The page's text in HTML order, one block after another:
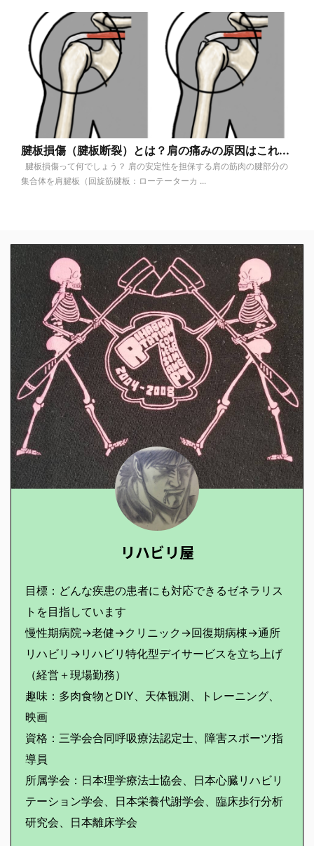
腱板損傷（腱板断裂）とは？肩の痛みの原因はこれ...
腱板損傷って何でしょう？ 肩の安定性を担保する肩の筋肉の腱部分の
集合体を肩腱板（回旋筋腱板：ローテーターカ ...
リハビリ屋
目標：どんな疾患の患者にも対応できるゼネラリス
トを目指しています
慢性期病院→老健→クリニック→回復期病棟→通所
リハビリ→リハビリ特化型デイサービスを立ち上げ
（経営＋現場勤務）
趣味：多肉食物とDIY、天体観測、トレーニング、
映画
資格：三学会合同呼吸療法認定士、障害スポーツ指
導員
所属学会：日本理学療法士協会、日本心臓リハビリ
テーション学会、日本栄養代謝学会、臨床歩行分析
研究会、日本離床学会